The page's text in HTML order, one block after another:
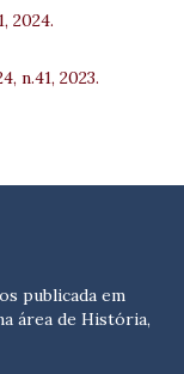
2024.
n.41, 2023.
publicada em
área de História,